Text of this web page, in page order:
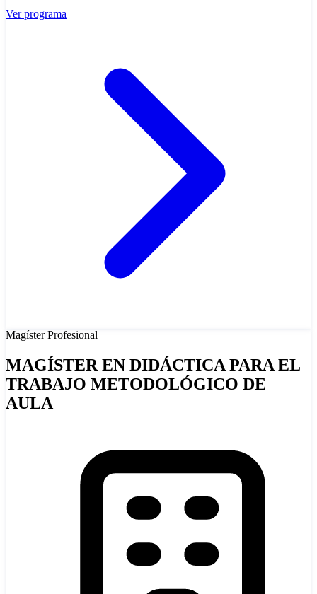
Ver programa
MagísterProfesional
MAGÍSTER EN DIDÁCTICA PARA EL
TRABAJO METODOLÓGICO DE
AULA